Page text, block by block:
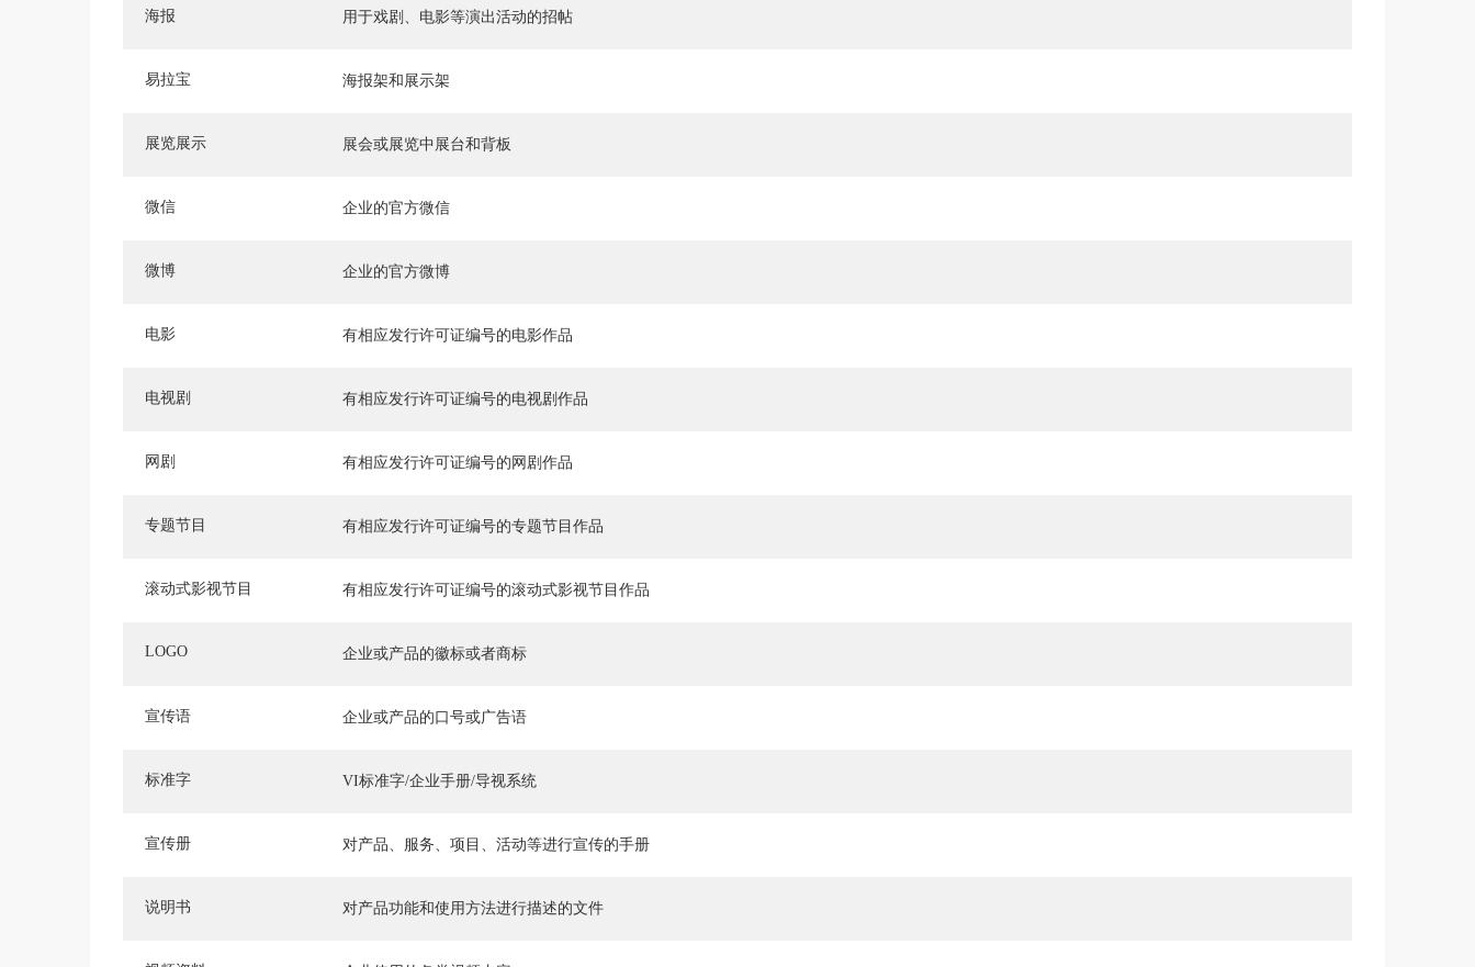
海报 用于戏剧、电影等演出活动的招帖
易拉宝 海报架和展示架
展览展示 展会或展览中展台和背板
微信 企业的官方微信
微博 企业的官方微博
电影 有相应发行许可证编号的电影作品
电视剧 有相应发行许可证编号的电视剧作品
网剧 有相应发行许可证编号的网剧作品
专题节目 有相应发行许可证编号的专题节目作品
滚动式影视节目 有相应发行许可证编号的滚动式影视节目作品
LOGO 企业或产品的徽标或者商标
宣传语 企业或产品的口号或广告语
标准字 VI标准字/企业手册/导视系统
宣传册 对产品、服务、项目、活动等进行宣传的手册
说明书 对产品功能和使用方法进行描述的文件